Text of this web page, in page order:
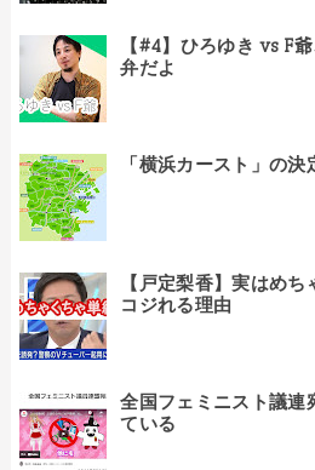
【#4】ひろゆき vs F
弁だよ
「横浜カースト」の決
【戸定梨香】実はめ
コジれる理由
全国フェミニスト議連
ている